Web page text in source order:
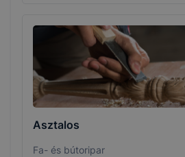
Asztalos
Fa- és bútoripar